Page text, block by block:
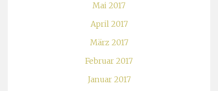
Mai 2017
April 2017
März 2017
Februar 2017
Januar 2017